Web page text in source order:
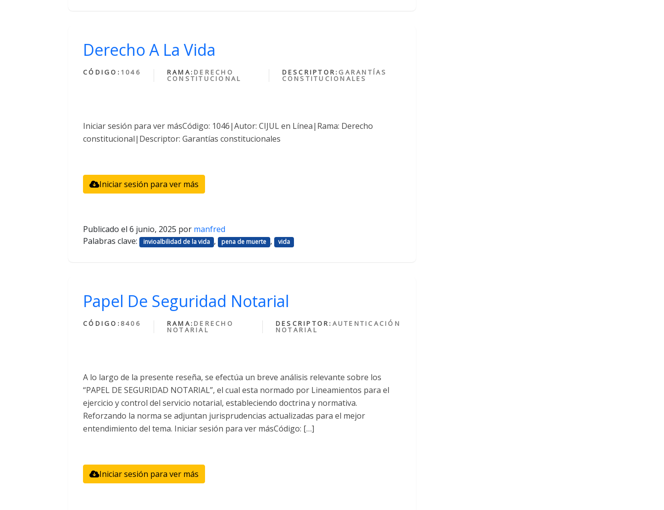
Derecho A La Vida
CÓDIGO: 1046 RAMA: DERECHO
CONSTITUCIONAL
DESCRIPTOR: GARANTÍAS
CONSTITUCIONALES
Iniciar sesión para ver másCódigo: 1046|Autor: CIJUL en Línea|Rama: Derecho
constitucional|Descriptor: Garantías constitucionales
Iniciar sesión para ver más
Publicado el 6 junio, 2025 por manfred
Palabras clave:
invioalbilidad de la vida , pena de muerte , vida
Papel De Seguridad Notarial
CÓDIGO: 8406 RAMA: DERECHO
NOTARIAL
DESCRIPTOR: AUTENTICACIÓN
NOTARIAL
A lo largo de la presente reseña, se efectúa un breve análisis relevante sobre los
“PAPEL DE SEGURIDAD NOTARIAL”, el cual esta normado por Lineamientos para el
ejercicio y control del servicio notarial, estableciendo doctrina y normativa.
Reforzando la norma se adjuntan jurisprudencias actualizadas para el mejor
entendimiento del tema. Iniciar sesión para ver másCódigo: […]
Iniciar sesión para ver más